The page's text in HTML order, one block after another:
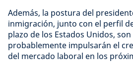
Además, la postura del
inmigración, junto con el perfil
plazo de los Estados Unidos,
probablemente impulsarán el
del mercado laboral en los